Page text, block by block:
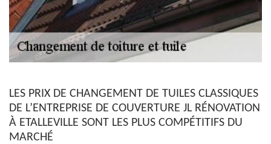
LES PRIX DE CHANGEMENT DE TUILES CLASSIQUES
DE L’ENTREPRISE DE COUVERTURE JL RÉNOVATION
À ETALLEVILLE SONT LES PLUS COMPÉTITIFS DU
MARCHÉ